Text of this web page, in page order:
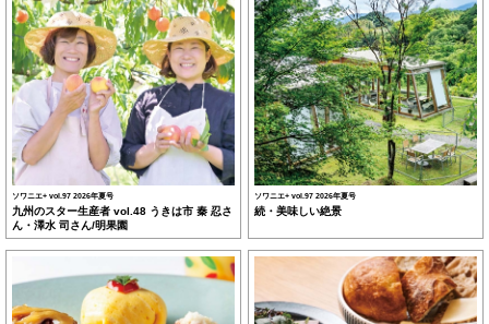
ソワニエ+ vol.97 2026年夏号
九州のスター生産者 vol.48 うきは市 秦 忍さ
ん・澤水 司さん/明果園
ソワニエ+ vol.97 2026年夏号
続・美味しい絶景